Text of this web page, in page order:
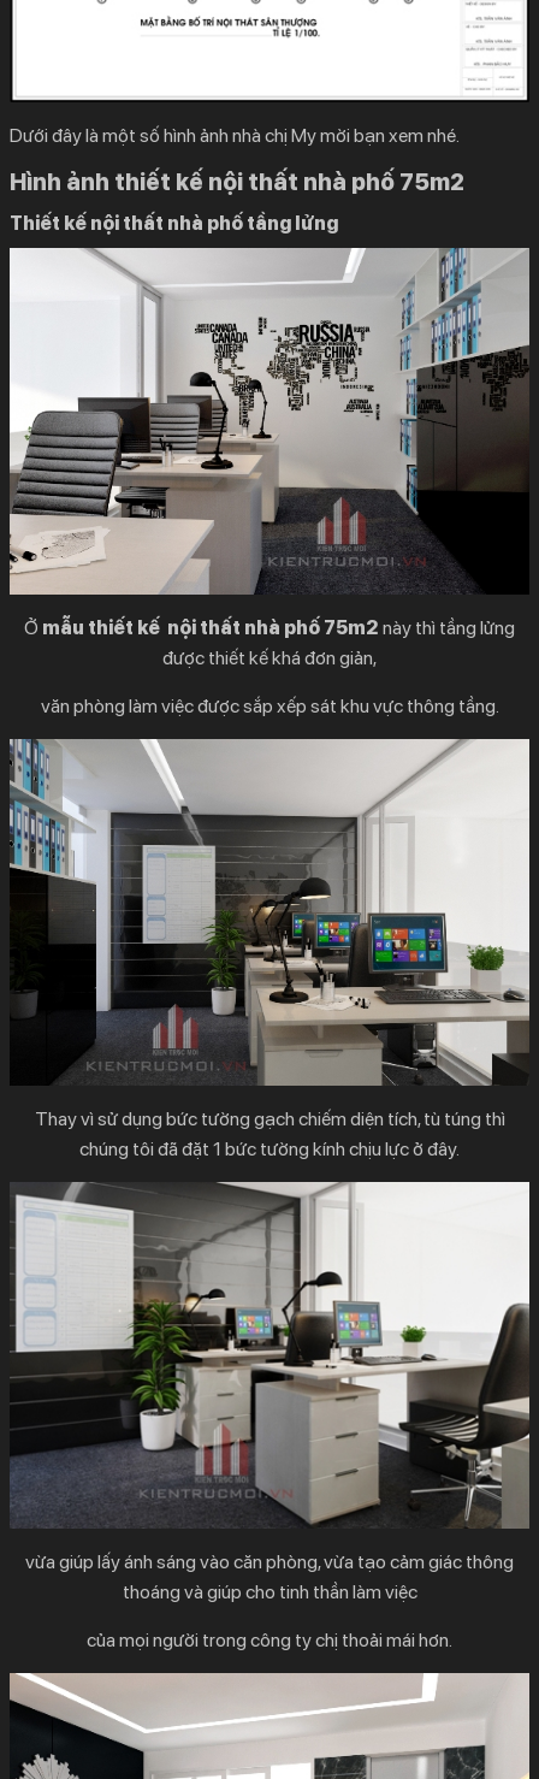
Dưới đây là một số hình ảnh nhà chị My mời bạn xem nhé.
Hình ảnh thiết kế nội thất nhà phố 75m2
Thiết kế nội thất nhà phố tầng lửng
Ở mẫu thiết kế nội thất nhà phố 75m2 này thì tầng lửng
được thiết kế khá đơn giản,
văn phòng làm việc được sắp xếp sát khu vực thông tầng.
Thay vì sử dụng bức tường gạch chiếm diện tích, tù túng thì
chúng tôi đã đặt 1 bức tường kính chịu lực ở đây.
vừa giúp lấy ánh sáng vào căn phòng, vừa tạo cảm giác thông
thoáng và giúp cho tinh thần làm việc
của mọi người trong công ty chị thoải mái hơn.